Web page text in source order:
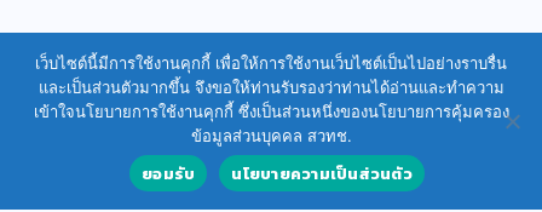
เว็บไซต์นี้มีการใช้งานคุกกี้ เพื่อให้การใช้งานเว็บไซต์เป็นไปอย่างราบรื่น
และเป็นส่วนตัวมากขึ้น จึงขอให้ท่านรับรองว่าท่านได้อ่านและทำความ
เข้าใจนโยบายการใช้งานคุกกี้ ซึ่งเป็นส่วนหนึ่งของนโยบายการคุ้มครอง
ข้อมูลส่วนบุคคล สวทช.
ยอมรับ นโยบายความเป็นส่วนตัว